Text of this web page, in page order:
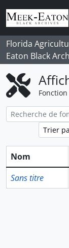
Skip to main content
Florida
Eaton Black
Fonction
Trier
Nom
Sans titre